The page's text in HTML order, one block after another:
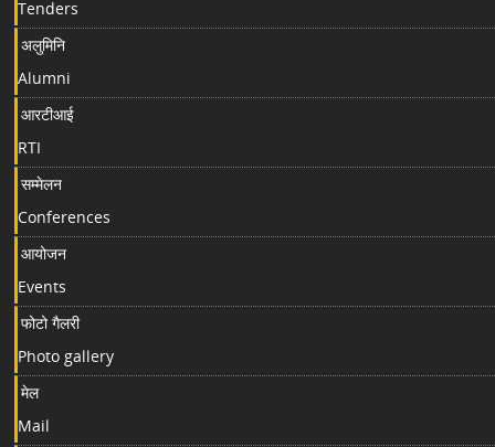
Tenders
अलुमिनि
Alumni
आरटीआई
RTI
सम्मेलन
Conferences
आयोजन
Events
फोटो गैलरी
Photo gallery
मेल
Mail